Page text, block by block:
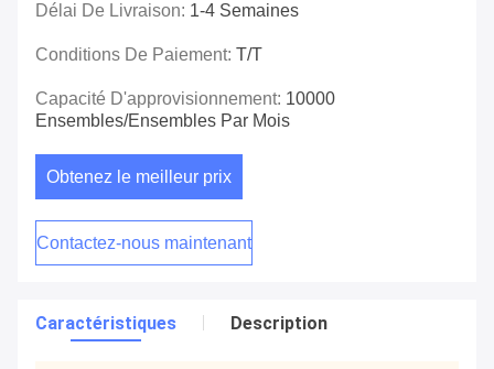
Délai De Livraison: 1-4 Semaines
Conditions De Paiement: T/T
Capacité D'approvisionnement: 10000
Ensembles/ensembles Par Mois
Obtenez le meilleur prix
Contactez-nous maintenant
Caractéristiques Description